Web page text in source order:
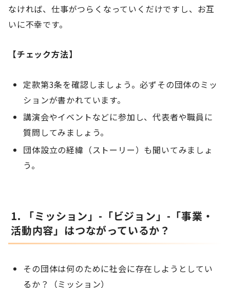
なければ、仕事がつらくなっていくだけですし、お互
いに不幸です。
【チェック方法】
定款第3条を確認しましょう。必ずその団体のミッ
ションが書かれています。
講演会やイベントなどに参加し、代表者や職員に
質問してみましょう。
団体設立の経緯（ストーリー）も聞いてみましょ
う。
1. 「ミッション」-「ビジョン」-「事業・
活動内容」はつながっているか？
その団体は何のために社会に存在しようとしてい
るか？（ミッション）